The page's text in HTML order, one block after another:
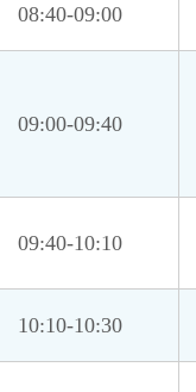
08:40-09:00
09:00-09:40
09:40-10:10
10:10-10:30